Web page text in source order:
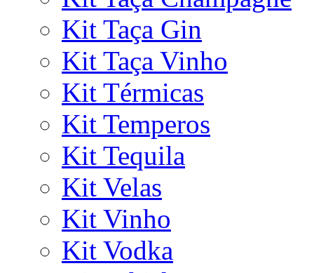
Kit Taça Gin
Kit Taça Vinho
Kit Térmicas
Kit Temperos
Kit Tequila
Kit Velas
Kit Vinho
Kit Vodka